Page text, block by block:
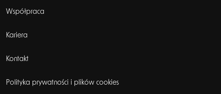
Współpraca
Kariera
Kontakt
Polityka prywatności i plików cookies